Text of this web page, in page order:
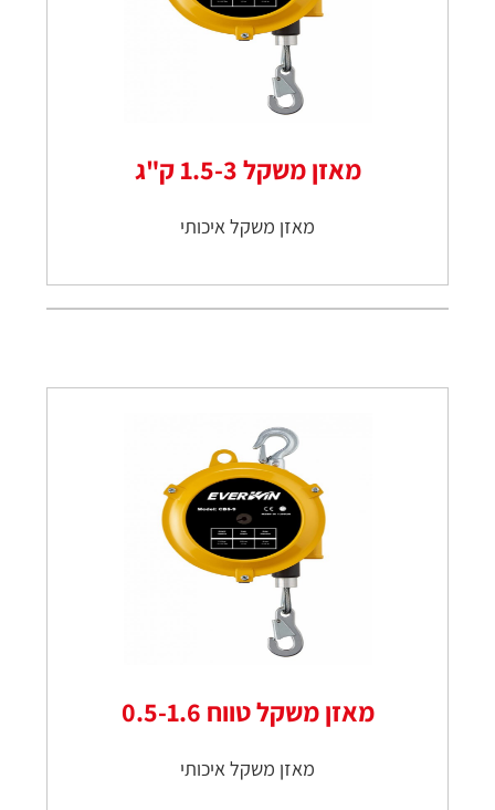
מאזן משקל 1.5-3 ק"ג
מאזן משקל איכותי
מאזן משקל טווח 0.5-1.6
מאזן משקל איכותי